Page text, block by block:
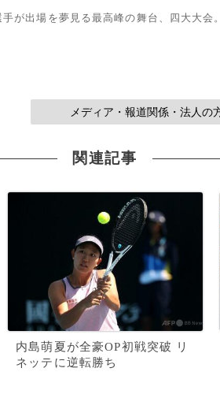
が出場を夢見る最高峰の舞台、四大大会。
メディア・報道関係・法人の
関連記事
内島萌夏が全豪OP初戦突破 リ
ネッテに逆転勝ち